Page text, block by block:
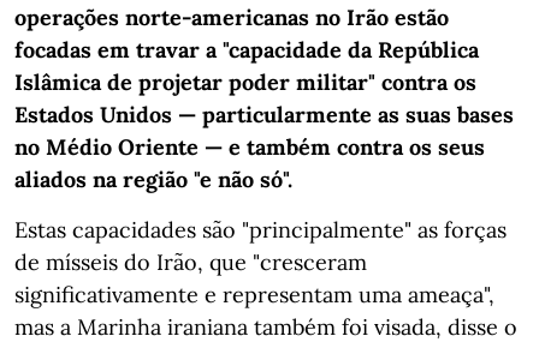
operações norte-americanas no Irão estão
focadas em travar a "capacidade da República
Islâmica de projetar poder militar" contra os
Estados Unidos — particularmente as suas bases
no Médio Oriente — e também contra os seus
aliados na região "e não só".
Estas capacidades são "principalmente" as forças
de mísseis do Irão, que "cresceram
significativamente e representam uma ameaça",
mas a Marinha iraniana também foi visada, disse o